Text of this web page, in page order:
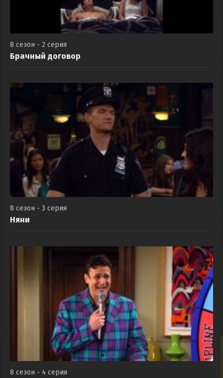
8 сезон - 2 серия
Брачный договор
8 сезон - 3 серия
Няни
8 сезон - 4 серия